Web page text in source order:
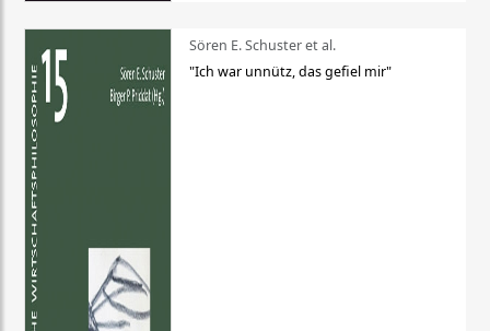
Sören E. Schuster et al.
"Ich war unnütz, das gefiel mir"